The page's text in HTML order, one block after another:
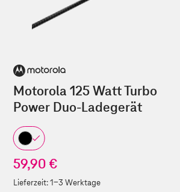
Motorola 125 Watt Turbo
Power Duo-Ladegerät
59,90 €
Lieferzeit:1-3 Werktage